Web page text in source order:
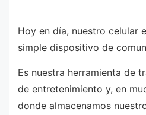
Hoy en día, nuestro celular
simple dispositivo de
Es nuestra herramienta de
de entretenimiento y, en
donde almacenamos